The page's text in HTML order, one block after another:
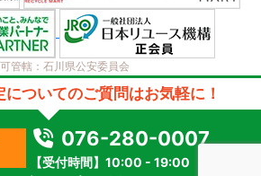
管轄：石川県公安委員会
号／取得者名：有限会社ブックスふかざ
わ
号／取得者名：有限会社ブックスふかざ
わ
© kanteikyoku.jp allrights reseved.
ついてのご質問はお気軽に！
076-280-0007
【受付時間】10:00 - 19:00